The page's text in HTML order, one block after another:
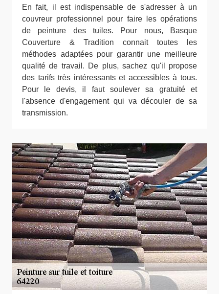
En fait, il est indispensable de s'adresser à un
couvreur professionnel pour faire les opérations
de peinture des tuiles. Pour nous, Basque
Couverture & Tradition connait toutes les
méthodes adaptées pour garantir une meilleure
qualité de travail. De plus, sachez qu'il propose
des tarifs très intéressants et accessibles à tous.
Pour le devis, il faut soulever sa gratuité et
l'absence d'engagement qui va découler de sa
transmission.